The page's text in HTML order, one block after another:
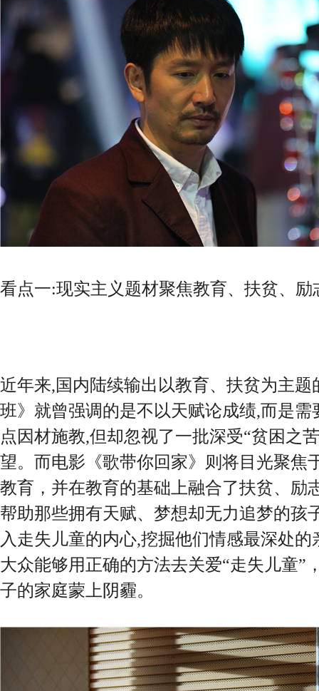
看点一:现实主义题材聚焦教育、扶贫、励
近年来,国内陆续输出以教育、扶贫为主
班》就曾强调的是不以天赋论成绩,而是
点因材施教,但却忽视了一批深受“贫困之
望。而电影《歌带你回家》则将目光聚焦
教育，并在教育的基础上融合了扶贫、励
帮助那些拥有天赋、梦想却无力追梦的孩
入走失儿童的内心,挖掘他们情感最深处
大众能够用正确的方法去关爱“走失儿童”
子的家庭蒙上阴霾。